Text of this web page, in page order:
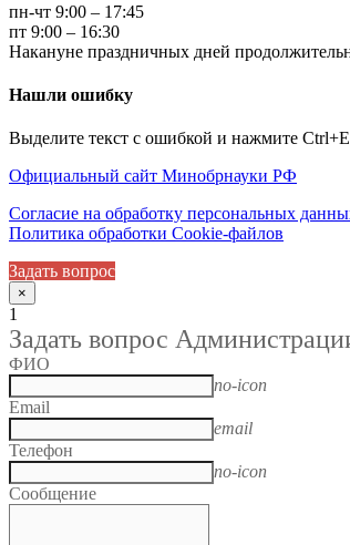
пн-чт 9:00 – 17:45
пт 9:00 – 16:30
Накануне праздничных дней
Нашли ошибку
Выделите текст с ошибкой и нажмите
Официальный сайт Минобрнауки РФ
Согласие на обработку персональных
Политика обработки Cookie-файлов
Задать вопрос
×
1
Задать вопрос
ФИО
no-icon
Email
email
Телефон
no-icon
Сообщение